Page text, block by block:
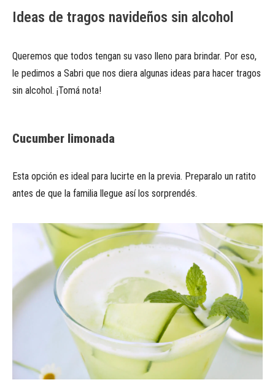
Ideas de tragos navideños sin alcohol
Queremos que todos tengan su vaso lleno para brindar. Por eso,
le pedimos a Sabri que nos diera algunas ideas para hacer tragos
sin alcohol. ¡Tomá nota!
Cucumber limonada
Esta opción es ideal para lucirte en la previa. Preparalo un ratito
antes de que la familia llegue así los sorprendés.